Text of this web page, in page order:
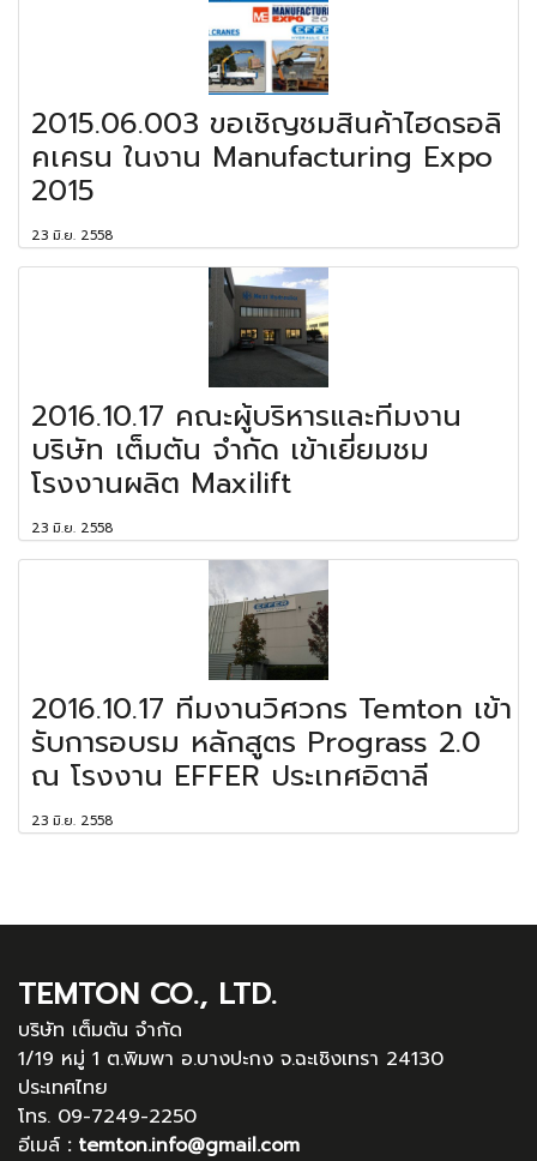
2015.06.003 ขอเชิญชมสินค้าไฮดรอลิ
คเครน ในงาน Manufacturing Expo
2015
23 มิ.ย. 2558
2016.10.17 คณะผู้บริหารและทีมงาน
บริษัท เต็มตัน จำกัด เข้าเยี่ยมชม
โรงงานผลิต Maxilift
23 มิ.ย. 2558
2016.10.17 ทีมงานวิศวกร Temton เข้า
รับการอบรม หลักสูตร Prograss 2.0
ณ โรงงาน EFFER ประเทศอิตาลี
23 มิ.ย. 2558
TEMTON CO., LTD.
บริษัท เต็มตัน จำกัด
1/19 หมู่ 1 ต.พิมพา อ.บางปะกง จ.ฉะเชิงเทรา 24130
ประเทศไทย
โทร. 09-7249-2250
อีเมล์ : temton.info@gmail.com